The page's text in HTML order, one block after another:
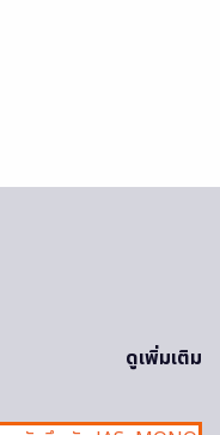
ดูเพิ่มเติม